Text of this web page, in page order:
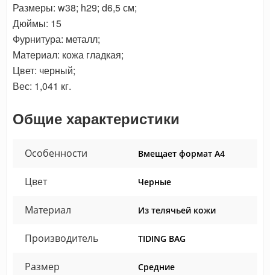
Размеры: w38; h29; d6,5 см;
Дюймы: 15
Фурнитура: металл;
Материал: кожа гладкая;
Цвет: черный;
Вес: 1,041 кг.
Общие характеристики
Особенности Вмещает формат А4
Цвет Черные
Материал Из телячьей кожи
Производитель TIDING BAG
Размер Средние